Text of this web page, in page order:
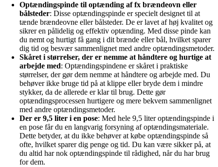
Optændingspinde til optænding af fx brændeovn eller
bålsteder: Disse optændingspinde er specielt designet til at
tænde brændeovne eller bålsteder. De er lavet af høj kvalitet og
sikrer en pålidelig og effektiv optænding. Med disse pinde kan
du nemt og hurtigt få gang i dit brænde eller bål, hvilket sparer
dig tid og besvær sammenlignet med andre optændingsmetoder.
Skåret i størrelser, der er nemme at håndtere og hurtige at
arbejde med: Optændingspindene er skåret i praktiske
størrelser, der gør dem nemme at håndtere og arbejde med. Du
behøver ikke bruge tid på at klippe eller bryde dem i mindre
stykker, da de allerede er klar til brug. Dette gør
optændingsprocessen hurtigere og mere bekvem sammenlignet
med andre optændingsmetoder.
Der er 9,5 liter i en pose: Med hele 9,5 liter optændingspinde i
en pose får du en langvarig forsyning af optændingsmateriale.
Dette betyder, at du ikke behøver at købe optændingspinde så
ofte, hvilket sparer dig penge og tid. Du kan være sikker på, at
du altid har nok optændingspinde til rådighed, når du har brug
for dem.